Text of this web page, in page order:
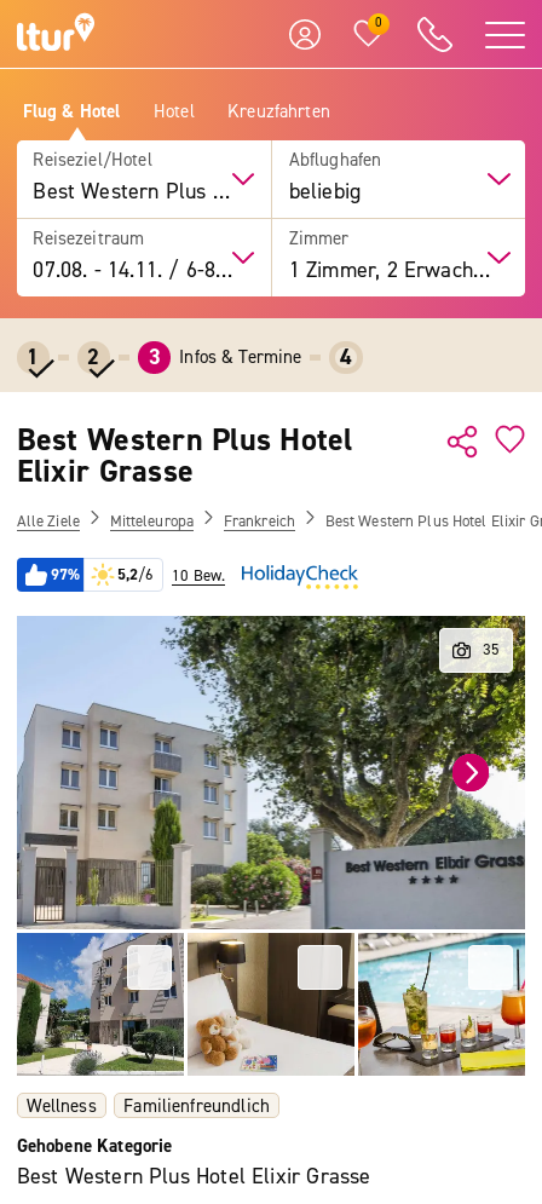
0
Flug & Hotel Hotel Kreuzfahrten
Reiseziel/Hotel
Best Western Plus Hotel Elixir Grasse
Abflughafen
beliebig
Reisezeitraum
07.08. -14.11. / 6-8 Tage
Zimmer
1 Zimmer, 2 Erwachsene
1 2 3 Infos & Termine 4
Best Western Plus Hotel
Elixir Grasse
Alle Ziele Mitteleuropa Frankreich Best Western Plus Hotel Elixir
97% 5,2/6 10 Bew.
Wellness
Familienfreundlich
Gehobene Kategorie
Best Western Plus Hotel Elixir Grasse